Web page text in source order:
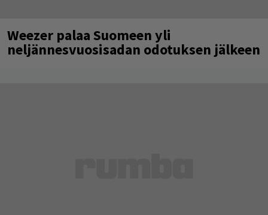
Weezer palaa Suomeen yli
neljännesvuosisadan odotuksen jälkeen